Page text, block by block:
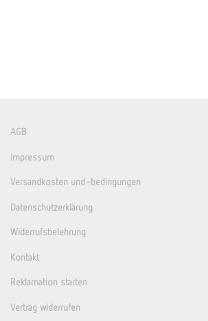
AGB
Impressum
Versandkosten und -bedingungen
Datenschutzerklärung
Widerrufsbelehrung
Kontakt
Reklamation starten
Vertrag widerrufen